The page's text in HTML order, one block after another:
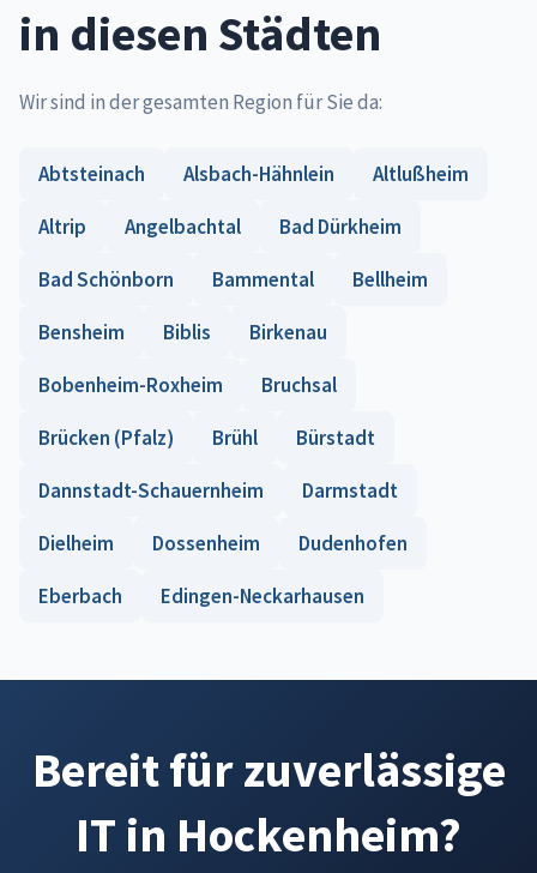
in diesen Städten
Wir sind in der gesamten Region für Sie da:
Abtsteinach Alsbach-Hähnlein
Altlußheim
Altrip
Angelbachtal
Bad Dürkheim
Bad Schönborn
Bammental
Bellheim
Bensheim
Biblis
Birkenau
Bobenheim-Roxheim
Bruchsal
Brücken (Pfalz)
Brühl
Bürstadt
Dannstadt-Schauernheim
Darmstadt
Dielheim
Dossenheim
Dudenhofen
Eberbach
Edingen-Neckarhausen
Bereit für zuverlässige
IT in Hockenheim?